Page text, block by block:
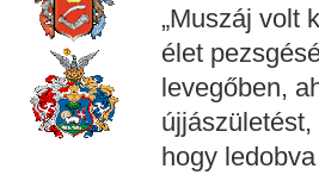
„Muszáj volt
élet
levegőben,
hogy